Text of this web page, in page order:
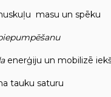
masu un spēku
enerģiju un mobilizē
tauku saturu